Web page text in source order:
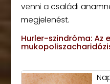
venni a családi
megjelenést.
Hurler-szindróma: Az